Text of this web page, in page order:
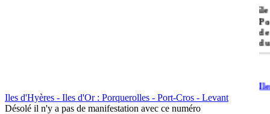
île
Iles d'Hyères - Iles d'Or : Porquerolles - Port-Cros - Levant
Désolé il n'y a pas de manifestation avec ce numéro